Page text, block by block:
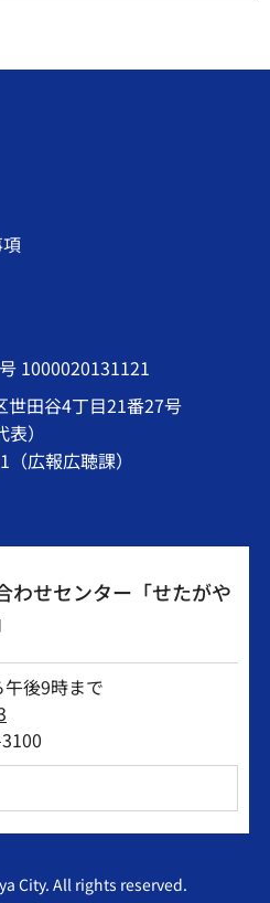
1000020131121
世田谷4丁目21番27号
表）
広報広聴課）
わせセンター「せたがや
後9時まで
City. All rights reserved.